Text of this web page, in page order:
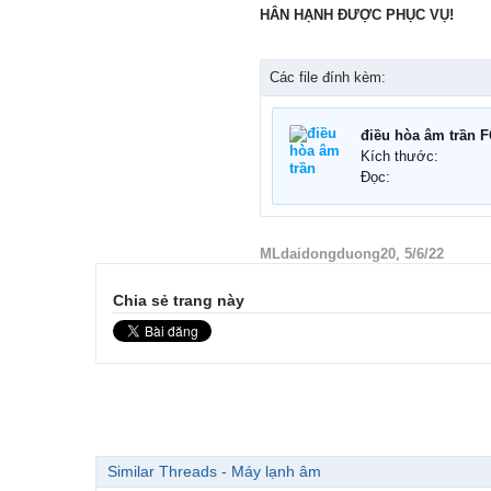
HÂN HẠNH ĐƯỢC PHỤC VỤ!
Các file đính kèm:
Kích thước:
Đọc:
MLdaidongduong20, 5/6/22
Chia sẻ trang này
Similar Threads - Máy lạnh âm